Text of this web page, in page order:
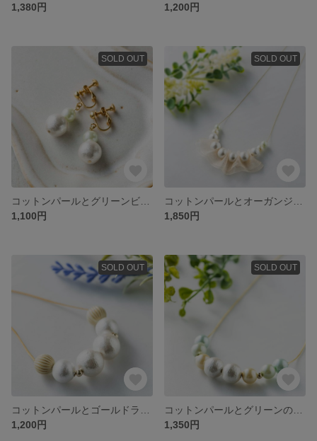
1,380円
1,200円
SOLD OUT
1,100円
SOLD OUT
1,850円
SOLD OUT
1,200円
SOLD OUT
1,350円